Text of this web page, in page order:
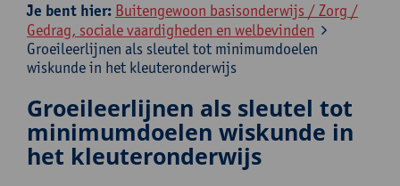
Je bent hier: Buitengewoon basisonderwijs / Zorg /
Gedrag, sociale vaardigheden en welbevinden
Groeileerlijnen als sleutel tot minimumdoelen
wiskunde in het kleuteronderwijs
Groeileerlijnen als sleutel tot
minimumdoelen wiskunde in
het kleuteronderwijs